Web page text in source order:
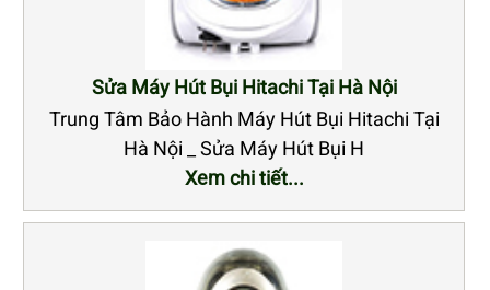
Sửa Máy Hút Bụi Hitachi Tại Hà Nội
Trung Tâm Bảo Hành Máy Hút Bụi Hitachi Tại
Hà Nội _ Sửa Máy Hút Bụi H
Xem chi tiết...